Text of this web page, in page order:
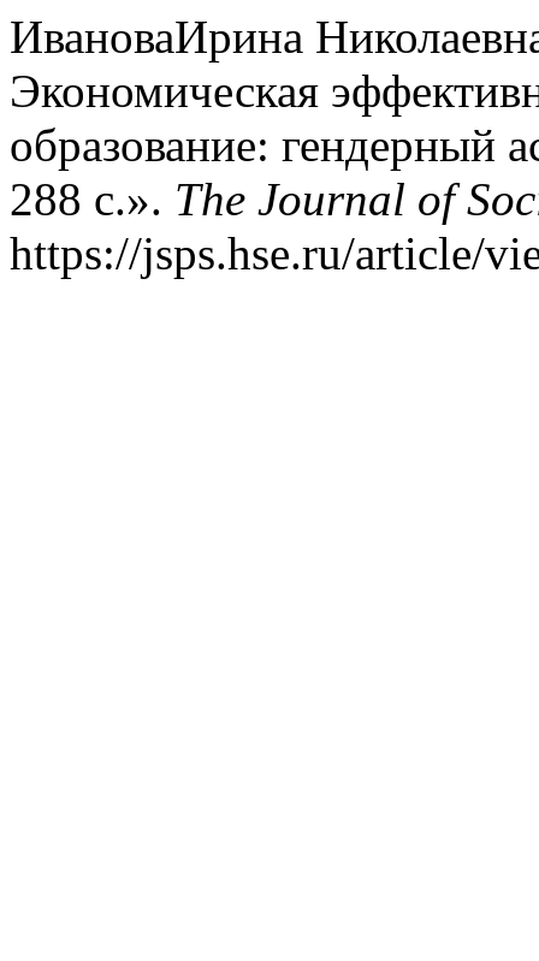
ИвановаИрина
Экономическая
образование: гендерный
288 с.». The Journal of
https://jsps.hse.ru/article/